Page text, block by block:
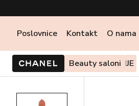
Poslovnice Kontakt O nama
Beauty saloni
PONUDE I AKCIJE